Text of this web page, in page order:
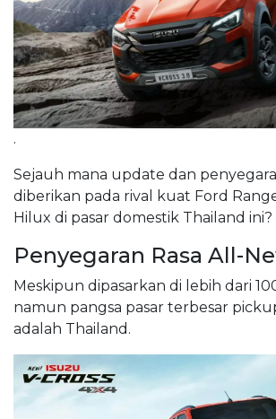
.
Sejauh mana update dan
diberikan pada rival kuat Ford
Hilux di pasar domestik Thailand ini?
Penyegaran Rasa All-
Meskipun dipasarkan di lebih dari
namun pangsa pasar terbesar
adalah Thailand.